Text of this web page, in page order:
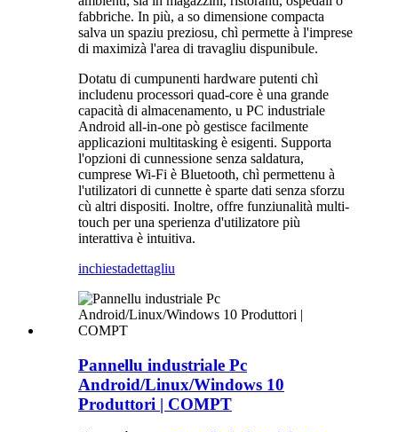
fabbriche. In più, a so dimensione compacta
salva un spaziu preziosu, chì permette à l'imprese
di maximizà l'area di travagliu dispunibule.
Dotatu di cumpunenti hardware putenti chì
includenu processori quad-core è una grande
capacità di almacenamento, u PC industriale
Android all-in-one pò gestisce facilmente
applicazioni multitasking è esigenti. Supporta
l'opzioni di cunnessione senza saldatura,
cumprese Wi-Fi è Bluetooth, chì permettenu à
l'utilizatori di cunnette è sparte dati senza sforzu
cù altri dispositi. Inoltre, offre funziunalità multi-
touch per una sperienza d'utilizatore più
interattiva è intuitiva.
inchiestadettagliu
Pannellu industriale Pc
Android/Linux/Windows 10
Produttori | COMPT